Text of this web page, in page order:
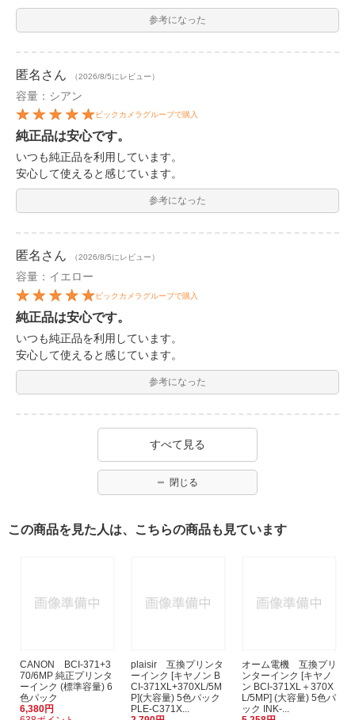
参考になった
匿名 さん （2026/8/5にレビュー）
容量：シアン
ビックカメラグループで購入
純正品は安心です。
いつも純正品を利用しています。
安心して使えると感じています。
参考になった
匿名 さん （2026/8/5にレビュー）
容量：イエロー
ビックカメラグループで購入
純正品は安心です。
いつも純正品を利用しています。
安心して使えると感じています。
参考になった
すべて見る
閉じる
この商品を見た人は、こちらの商品も見ています
CANON BCI-371+3
70/6MP 純正プリンタ
ーインク (標準容量) 6
色パック
6,380円
plaisir 互換プリンタ
ーインク [キヤノン B
CI-371XL+370XL/5M
P](大容量) 5色パック
PLE-C371X...
オーム電機 互換プリ
ンターインク [キヤノ
ン BCI-371XL＋370X
L/5MP] (大容量) 5色パ
ック INK-...